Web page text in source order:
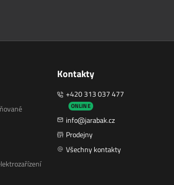
Kontakty
+420 313 037 477
ONLINE
info@jarabak.cz
Prodejny
Všechny kontakty